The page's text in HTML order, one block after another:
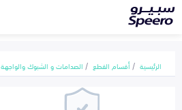
الرئيسية أقسام القطع الصدامات و الشبوك والواجهة